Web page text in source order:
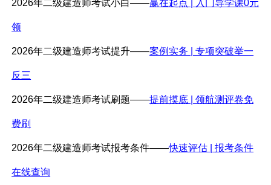
2026年二级建造师考试小白——赢在起点 | 入门导学课0元
领
2026年二级建造师考试提升——案例实务 | 专项突破举一
反三
2026年二级建造师考试刷题——提前摸底 | 领航测评卷免
费刷
2026年二级建造师考试报考条件——快速评估 | 报考条件
在线查询